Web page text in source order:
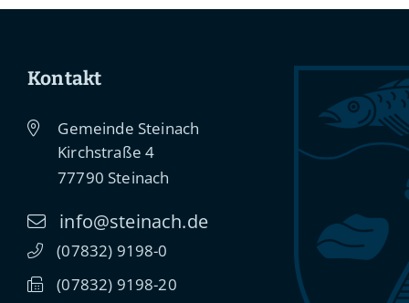
Kontakt
Gemeinde Steinach
Kirchstraße 4
77790 Steinach
info@steinach.de
(07832) 91 98-0
(07832) 91 98-20